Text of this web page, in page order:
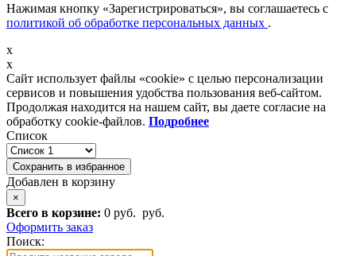
Нажимая кнопку «Зарегистрироваться», вы соглашаетесь с
политикой об обработке персональных данных .
x
x
Сайт использует файлы «cookie» с целью персонализации
сервисов и повышения удобства пользования веб-сайтом.
Продолжая находится на нашем сайт, вы даете согласие на
обработку cookie-файлов. Подробнее
Список
Сохранить в избранное
Добавлен в корзину
×
Всего в корзине: 0 руб. руб.
Оформить заказ
Поиск: